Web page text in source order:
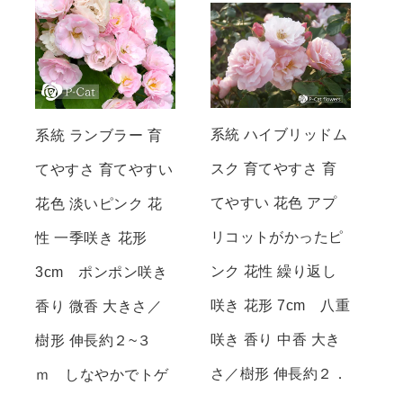
系統 ランブラー 育
てやすさ 育てやすい
花色 淡いピンク 花
性 一季咲き 花形
3cm ポンポン咲き
香り 微香 大きさ／
樹形 伸長約２~３
ｍ しなやかでトゲ
系統 ハイブリッドム
スク 育てやすさ 育
てやすい 花色 アプ
リコットがかったピ
ンク 花性 繰り返し
咲き 花形 7cm 八重
咲き 香り 中香 大き
さ／樹形 伸長約２．